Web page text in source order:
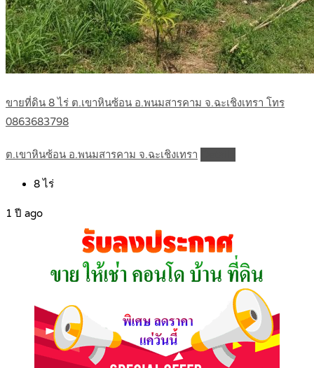
ขายที่ดิน 8 ไร่ ต.เขาหินซ้อน อ.พนมสารคาม จ.ฉะเชิงเทรา โทร
0863683798
ต.เขาหินซ้อน อ.พนมสารคาม จ.ฉะเชิงเทรา
8ไร่
1 ปี ago